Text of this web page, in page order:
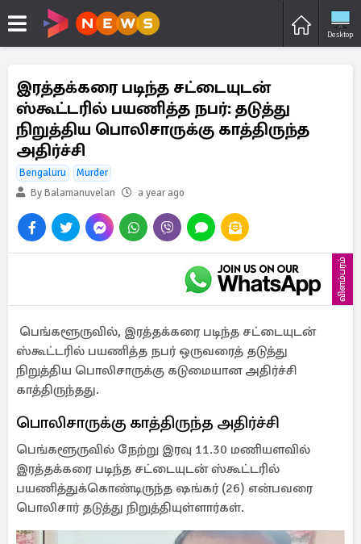
Desktop
இரத்தக்கரை படிந்த சட்டையுடன்
ஸ்கூட்டரில் பயணித்த நபர்: தடுத்து
நிறுத்திய பொலிசாருக்கு காத்திருந்த
அதிர்ச்சி
Bengaluru
Murder
By Balamanuvelan
a year ago
விளம்பரம்
பெங்களூருவில், இரத்தக்கரை படிந்த சட்டையுடன்
ஸ்கூட்டரில் பயணித்த நபர் ஒருவரைத் தடுத்து
நிறுத்திய பொலிசாருக்கு கடுமையான அதிர்ச்சி
காத்திருந்தது.
பொலிசாருக்கு காத்திருந்த அதிர்ச்சி
பெங்களூருவில் நேற்று இரவு 11.30 மணியளவில்
இரத்தக்கரை படிந்த சட்டையுடன் ஸ்கூட்டரில்
பயணித்துக்கொண்டிருந்த ஷங்கர் (26) என்பவரை
பொலிசார் தடுத்து நிறுத்தியுள்ளார்கள்.